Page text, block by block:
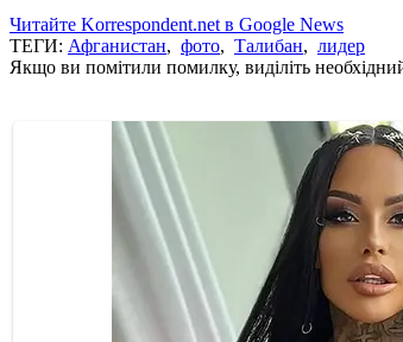
Читайте Korrespondent.net в Google News
ТЕГИ: Афганистан, фото, Талибан, лидер
Якщо ви помітили помилку, виділіть